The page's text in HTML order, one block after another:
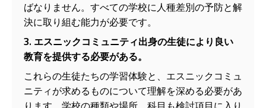
ばなりません。すべての学校に人種差別の予防と解
決に取り組む能力が必要です。
3. エスニックコミュニティ出身の生徒により良い
教育を提供する必要がある。
これらの生徒たちの学習体験と、エスニックコミュ
ニティが求めるものについて理解を深める必要があ